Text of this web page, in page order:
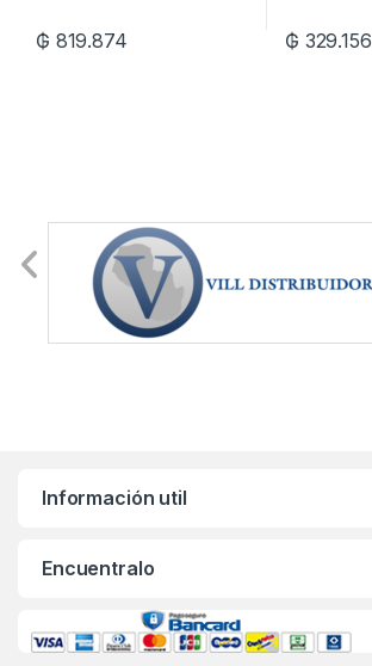
₲ 819.874 ₲ 329.156
Información util
Encuentralo